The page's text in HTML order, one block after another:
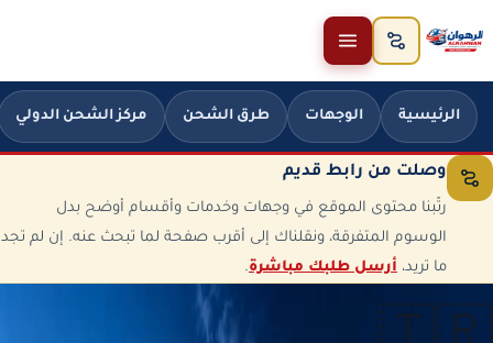
تخطَّ إلى المحتوى
الرئيسية الوجهات طرق الشحن مركز الشحن الدولي
وصلت من رابط قديم
رتّبنا محتوى الموقع في وجهات وخدمات وأقسام أوضح بدل
الوسوم المتفرقة، ونقلناك إلى أقرب صفحة لما تبحث عنه. إن لم تجد
ما تريد، أرسل طلبك مباشرة.